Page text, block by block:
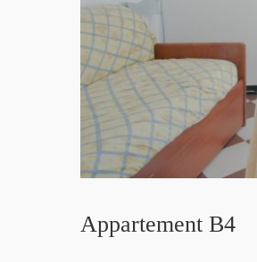
Appartement B4